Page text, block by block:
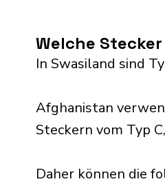
Welche
In Swasiland sind
Afghanistan
Steckern vom Typ C,
Daher können die